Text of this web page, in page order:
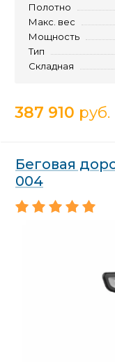
Полотно
Макс. вес
Мощность
Тип
Складная
387 910 руб.
Беговая
004